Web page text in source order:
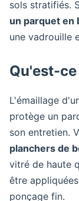
sols stratifiés.
un parquet en
une vadrouille
Qu'est-
L'émaillage
protège un
son entretien.
planchers de
vitré de haute
être
ponçage fin.